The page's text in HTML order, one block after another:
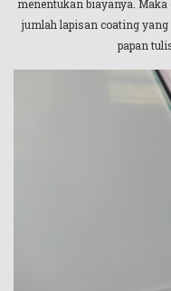
menentukan biayanya.
jumlah lapisan coating
papan